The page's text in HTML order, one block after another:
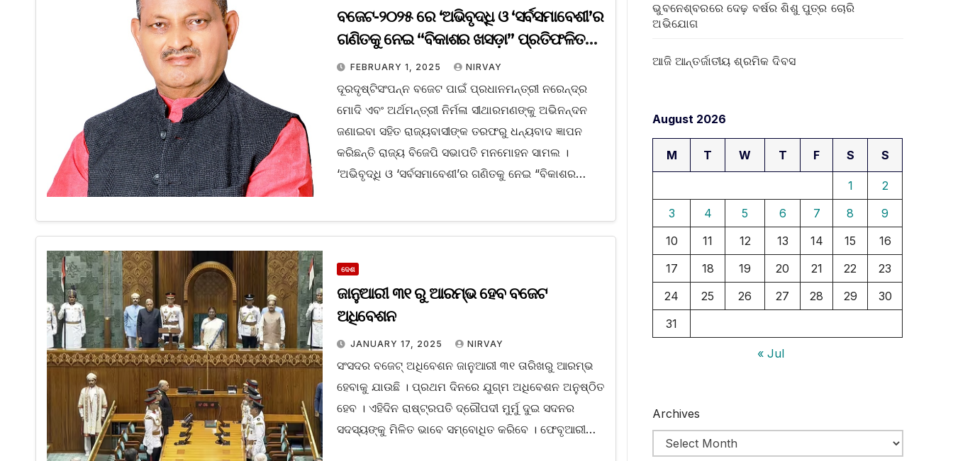
ବଜେଟ-୨୦୨୫ ରେ ‘ଅଭିବୃଦ୍ଧି ଓ ‘ସର୍ବସମାବେଶୀ’ର
ଗଣିତକୁ ନେଇ “ବିକାଶର ଖସଡ଼ା” ପ୍ରତିଫଳିତ
ହୋଇଛି: ମନମୋହନ ସାମଲ
FEBRUARY 1, 2025 NIRVAY
ଦୂରଦୃଷ୍ଟିସଂପନ୍ନ ବଜେଟ ପାଇଁ ପ୍ରଧାନମନ୍ତ୍ରୀ ନରେନ୍ଦ୍ର
ମୋଦି ଏବଂ ଅର୍ଥମନ୍ତ୍ରୀ ନିର୍ମଳା ସୀଥାରମଣଙ୍କୁ ଅଭିନନ୍ଦନ
ଜଣାଇବା ସହିତ ରାଜ୍ୟବାସୀଙ୍କ ତରଫରୁ ଧନ୍ୟବାଦ ଜ୍ଞାପନ
କରିଛନ୍ତି ରାଜ୍ୟ ବିଜେପି ସଭାପତି ମନମୋହନ ସାମଲ ।
‘ଅଭିବୃଦ୍ଧି ଓ ‘ସର୍ବସମାବେଶୀ’ର ଗଣିତକୁ ନେଇ “ବିକାଶର…
ଦେଶ
ଜାନୁଆରୀ ୩୧ ରୁ ଆରମ୍ଭ ହେବ ବଜେଟ
ଅଧିବେଶନ
JANUARY 17, 2025 NIRVAY
ସଂସଦର ବଜେଟ୍‍ ଅଧିବେଶନ ଜାନୁଆରୀ ୩୧ ତାରିଖରୁ ଆରମ୍ଭ
ହେବାକୁ ଯାଉଛି । ପ୍ରଥମ ଦିନରେ ଯୁଗ୍ମ ଅଧିବେଶନ ଅନୁଷ୍ଠିତ
ହେବ । ଏହିଦିନ ରାଷ୍ଟ୍ରପତି ଦ୍ରୌପଦୀ ମୁର୍ମୁ ଦୁଇ ସଦନର
ସଦସ୍ୟଙ୍କୁ ମିଳିତ ଭାବେ ସମ୍ବୋଧିତ କରିବେ । ଫେବୃଆରୀ…
ଭୁବନେଶ୍ବରରେ ଦେଢ଼ ବର୍ଷର ଶିଶୁ ପୁତ୍ର ଚୋରି
ଅଭିଯୋଗ
ଆଜି ଆନ୍ତର୍ଜାତୀୟ ଶ୍ରମିକ ଦିବସ
August 2026
M T W T F S S
1
2
3
4 5 6 7 8
9
10
11 12 13 14 15
16
17
18 19 20 21 22
23
24
25 26 27 28 29
30
31
« Jul
Archives